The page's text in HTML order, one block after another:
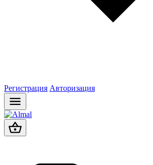
Регистрация Авторизация